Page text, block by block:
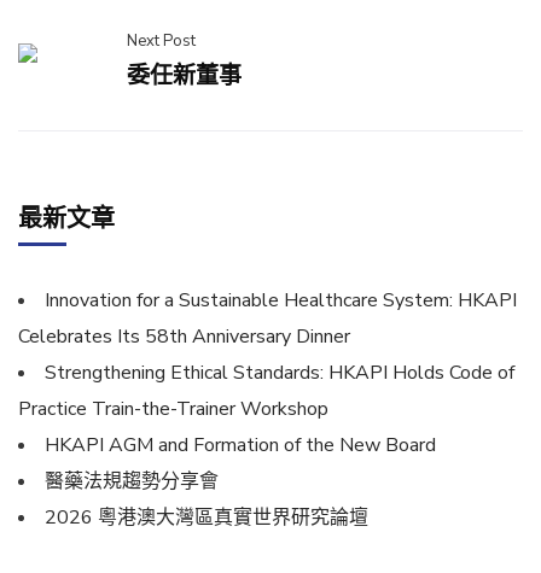
Next Post
委任新董事
最新文章
Innovation for a Sustainable Healthcare System: HKAPI
Celebrates Its 58th Anniversary Dinner
Strengthening Ethical Standards: HKAPI Holds Code of
Practice Train-the-Trainer Workshop
HKAPI AGM and Formation of the New Board
醫藥法規趨勢分享會
2026 粵港澳大灣區真實世界研究論壇